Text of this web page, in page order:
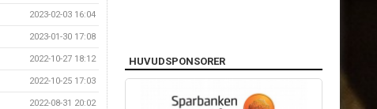
2023-02-03 16:04
2023-01-30 17:08
2022-10-27 18:12
2022-10-25 17:03
2022-08-31 20:02
HUVUDSPONSORER